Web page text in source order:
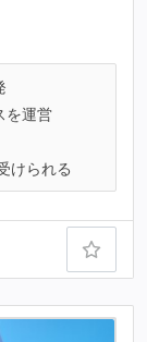
を運営
けられる